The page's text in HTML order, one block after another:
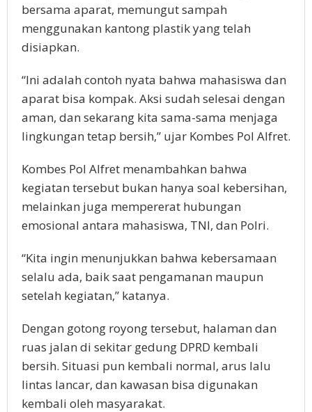
bersama aparat, memungut sampah
menggunakan kantong plastik yang telah
disiapkan.
“Ini adalah contoh nyata bahwa mahasiswa dan
aparat bisa kompak. Aksi sudah selesai dengan
aman, dan sekarang kita sama-sama menjaga
lingkungan tetap bersih,” ujar Kombes Pol Alfret.
Kombes Pol Alfret menambahkan bahwa
kegiatan tersebut bukan hanya soal kebersihan,
melainkan juga mempererat hubungan
emosional antara mahasiswa, TNI, dan Polri.
“Kita ingin menunjukkan bahwa kebersamaan
selalu ada, baik saat pengamanan maupun
setelah kegiatan,” katanya.
Dengan gotong royong tersebut, halaman dan
ruas jalan di sekitar gedung DPRD kembali
bersih. Situasi pun kembali normal, arus lalu
lintas lancar, dan kawasan bisa digunakan
kembali oleh masyarakat.